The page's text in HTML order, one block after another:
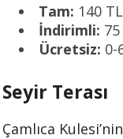
Tam: 140 TL
İndirimli:
Ücretsiz: 0-
Seyir Terası
Çamlıca